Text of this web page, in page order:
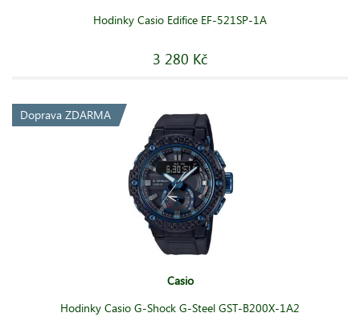
Hodinky Casio Edifice EF-521SP-1A
3 280 Kč
Doprava ZDARMA
Casio
Hodinky Casio G-Shock G-Steel GST-B200X-1A2